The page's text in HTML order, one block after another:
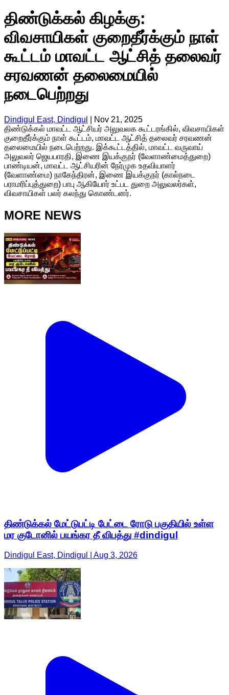
திண்டுக்கல் கிழக்கு:
விவசாயிகள் குறைதீர்க்கும் நாள்
கூட்டம் மாவட்ட ஆட்சித் தலைவர்
சரவணன் தலைமையில்
நடைபெற்றது
Dindigul East, Dindigul
Nov 21, 2025
திண்டுக்கல் மாவட்ட ஆட்சியர் அலுவலக கூட்டரங்கில், விவசாயிகள்
குறைதீர்க்கும் நாள் கூட்டம், மாவட்ட ஆட்சித் தலைவர் சரவணன்
தலைமையில் நடைபெற்றது. இக்கூட்டத்தில், மாவட்ட வருவாய்
அலுவலர் ஜெயபாரதி, இணை இயக்குநர் (வேளாண்மைத்துறை)
பாண்டியன், மாவட்ட ஆட்சியரின் நேர்முக உதவியாளர்
(வேளாண்மை) நாகேந்திரன், இணை இயக்குநர் (கால்நடை
பராமரிப்புத்துறை) பாபு ஆகியோர் உட்பட துறை அலுவலர்கள்,
விவசாயிகள் பலர் கலந்து கொண்டனர்.
MORE NEWS
திண்டுக்கல் மேட்டுபட்டி பேட்டை ரோடு பகுதியில் உள்ள
மர குடோனில் பயங்கர தீ விபத்து #dindigul
Dindigul East, Dindigul | Aug 3, 2026